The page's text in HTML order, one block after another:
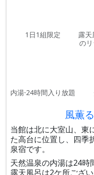
1日1組限定
露
の
内湯·24時間入り放題
風薫
当館は北に大室山、東
た高台に位置し、四季
泉宿です。
天然温泉の内湯は24時
露天風呂は2ケ所ござ